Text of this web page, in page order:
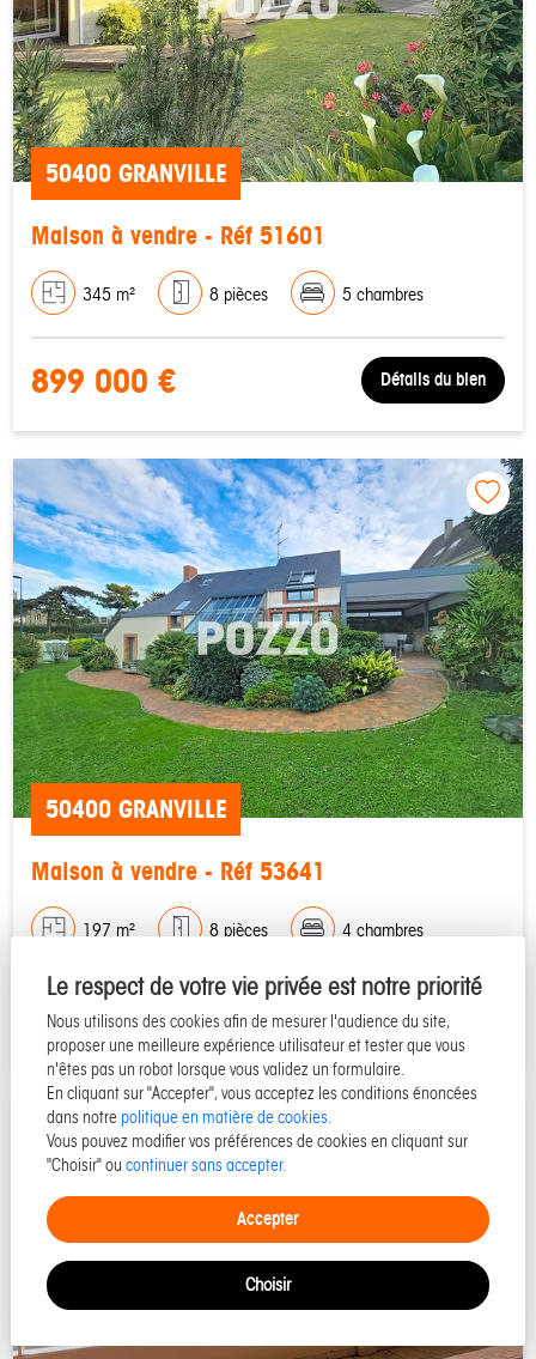
Le respect de votre vie privée est notre priorité
Nous utilisons des cookies afin de mesurer l'audience du site,
proposer une meilleure expérience utilisateur et tester que vous
n'êtes pas un robot lorsque vous validez un formulaire.
En cliquant sur "Accepter", vous acceptez les conditions énoncées
dans notre politique en matière de cookies.
Vous pouvez modifier vos préférences de cookies en cliquant sur
"Choisir" ou continuer sans accepter.
Accepter
Choisir
50400 GRANVILLE
Maison à vendre - Réf 51601
345 m² 8 pièces 5 chambres
899 000 € Détails du bien
50400 GRANVILLE
Maison à vendre - Réf 53641
197 m² 8 pièces 4 chambres
898 000 € Détails du bien